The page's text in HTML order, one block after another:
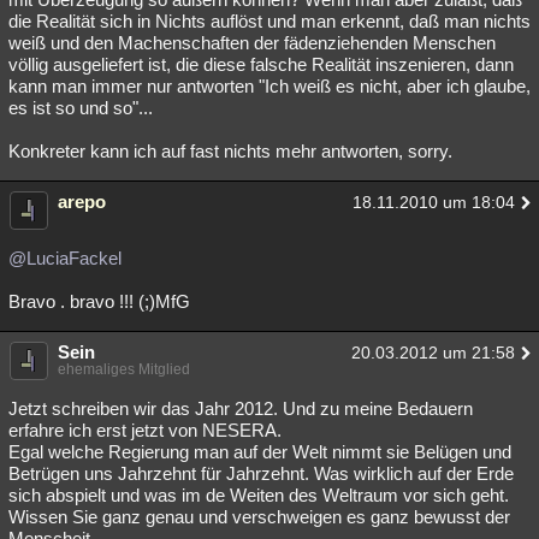
die Realität sich in Nichts auflöst und man erkennt, daß man nichts
weiß und den Machenschaften der fädenziehenden Menschen
völlig ausgeliefert ist, die diese falsche Realität inszenieren, dann
kann man immer nur antworten "Ich weiß es nicht, aber ich glaube,
es ist so und so"...
Konkreter kann ich auf fast nichts mehr antworten, sorry.
arepo 18.11.2010 um 18:04
@LuciaFackel
Bravo . bravo !!! (;)MfG
Sein 20.03.2012 um 21:58
ehemaliges Mitglied
Jetzt schreiben wir das Jahr 2012. Und zu meine Bedauern
erfahre ich erst jetzt von NESERA.
Egal welche Regierung man auf der Welt nimmt sie Belügen und
Betrügen uns Jahrzehnt für Jahrzehnt. Was wirklich auf der Erde
sich abspielt und was im de Weiten des Weltraum vor sich geht.
Wissen Sie ganz genau und verschweigen es ganz bewusst der